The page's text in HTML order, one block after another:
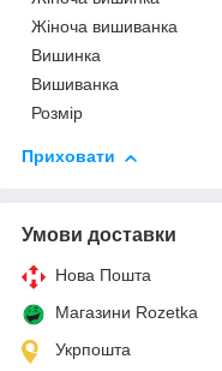
Жіноча вишиванка
Вишинка
Вишиванка
Розмір
Приховати
Умови доставки
Нова Пошта
Магазини Rozetka
Укрпошта